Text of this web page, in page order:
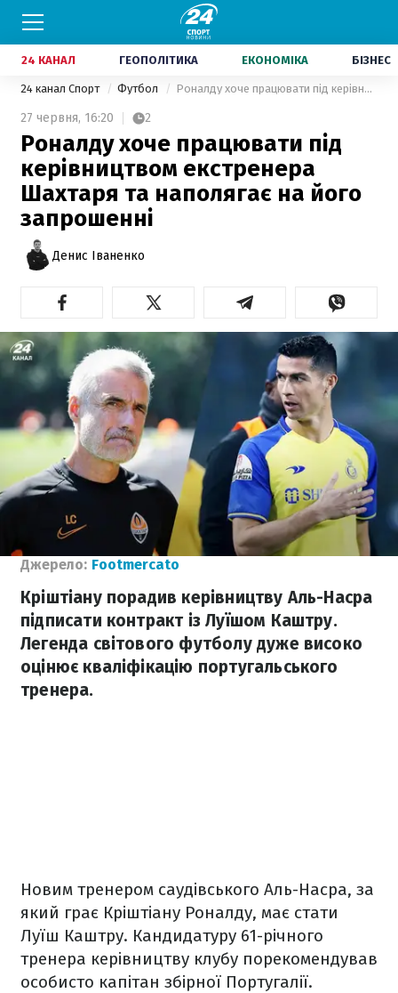
24 КАНАЛ ГЕОПОЛІТИКА ЕКОНОМІКА БІЗНЕС
24 канал Спорт Футбол Роналду хоче працювати під керівництвом екстренера Шахтаря та наполягає на його запрошенні
27 червня, 16:20 2
Роналду хоче працювати під
керівництвом екстренера
Шахтаря та наполягає на його
запрошенні
Денис Іваненко
Джерело: Footmercato
Кріштіану порадив керівництву Аль-Насра
підписати контракт із Луїшом Каштру.
Легенда світового футболу дуже високо
оцінює кваліфікацію португальського
тренера.
Новим тренером саудівського Аль-Насра, за
який грає Кріштіану Роналду, має стати
Луїш Каштру. Кандидатуру 61-річного
тренера керівництву клубу порекомендував
особисто капітан збірної Португалії.